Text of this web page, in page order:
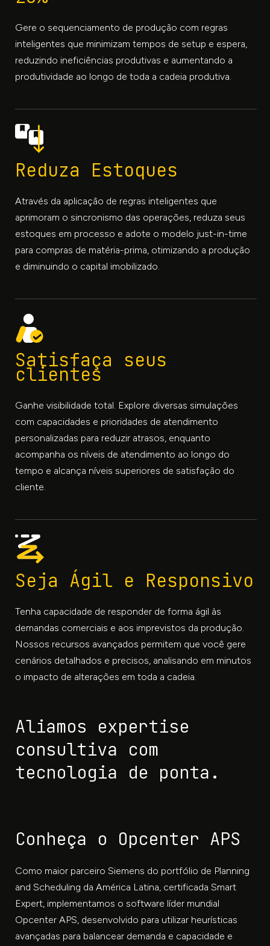
Gere o sequenciamento de produção com regras
inteligentes que minimizam tempos de setup e espera,
reduzindo ineficiências produtivas e aumentando a
produtividade ao longo de toda a cadeia produtiva.
Reduza Estoques
Através da aplicação de regras inteligentes que
aprimoram o sincronismo das operações, reduza seus
estoques em processo e adote o modelo just-in-time
para compras de matéria-prima, otimizando a produção
e diminuindo o capital imobilizado.
Satisfaça seus
clientes
Ganhe visibilidade total. Explore diversas simulações
com capacidades e prioridades de atendimento
personalizadas para reduzir atrasos, enquanto
acompanha os níveis de atendimento ao longo do
tempo e alcança níveis superiores de satisfação do
cliente.
Seja Ágil e Responsivo
Tenha capacidade de responder de forma ágil às
demandas comerciais e aos imprevistos da produção.
Nossos recursos avançados permitem que você gere
cenários detalhados e precisos, analisando em minutos
o impacto de alterações em toda a cadeia.
Aliamos expertise
consultiva com
tecnologia de ponta.
Conheça o Opcenter APS
Como maior parceiro Siemens do portfólio de Planning
and Scheduling da América Latina, certificada Smart
Expert, implementamos o software líder mundial
Opcenter APS, desenvolvido para utilizar heurísticas
avançadas para balancear demanda e capacidade e